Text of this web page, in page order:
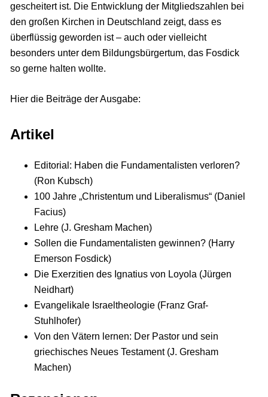
gescheitert ist. Die Entwicklung der Mitgliedszahlen bei
den großen Kirchen in Deutschland zeigt, dass es
überflüssig geworden ist – auch oder vielleicht
besonders unter dem Bildungsbürgertum, das Fosdick
so gerne halten wollte.
Hier die Beiträge der Ausgabe:
Artikel
Editorial: Haben die Fundamentalisten verloren?
(Ron Kubsch)
100 Jahre „Christentum und Liberalismus“ (Daniel
Facius)
Lehre (J. Gresham Machen)
Sollen die Fundamentalisten gewinnen? (Harry
Emerson Fosdick)
Die Exerzitien des Ignatius von Loyola (Jürgen
Neidhart)
Evangelikale Israeltheologie (Franz Graf-
Stuhlhofer)
Von den Vätern lernen: Der Pastor und sein
griechisches Neues Testament (J. Gresham
Machen)